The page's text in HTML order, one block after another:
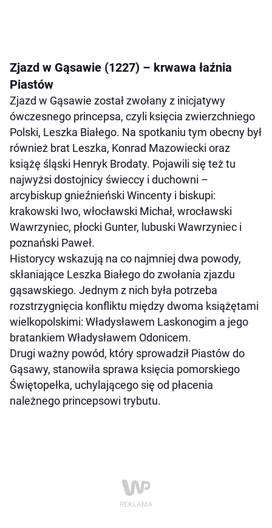
Zjazd w Gąsawie (1227) – krwawa łaźnia
Piastów
Zjazd w Gąsawie został zwołany z inicjatywy
ówczesnego princepsa, czyli księcia zwierzchniego
Polski, Leszka Białego. Na spotkaniu tym obecny był
również brat Leszka, Konrad Mazowiecki oraz
książę śląski Henryk Brodaty. Pojawili się też tu
najwyżsi dostojnicy świeccy i duchowni –
arcybiskup gnieźnieński Wincenty i biskupi:
krakowski Iwo, włocławski Michał, wrocławski
Wawrzyniec, płocki Gunter, lubuski Wawrzyniec i
poznański Paweł.
Historycy wskazują na co najmniej dwa powody,
skłaniające Leszka Białego do zwołania zjazdu
gąsawskiego. Jednym z nich była potrzeba
rozstrzygnięcia konfliktu między dwoma książętami
wielkopolskimi: Władysławem Laskonogim a jego
bratankiem Władysławem Odonicem.
Drugi ważny powód, który sprowadził Piastów do
Gąsawy, stanowiła sprawa księcia pomorskiego
Świętopełka, uchylającego się od płacenia
należnego princepsowi trybutu.